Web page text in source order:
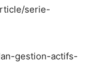
serie-
gestion-actifs-